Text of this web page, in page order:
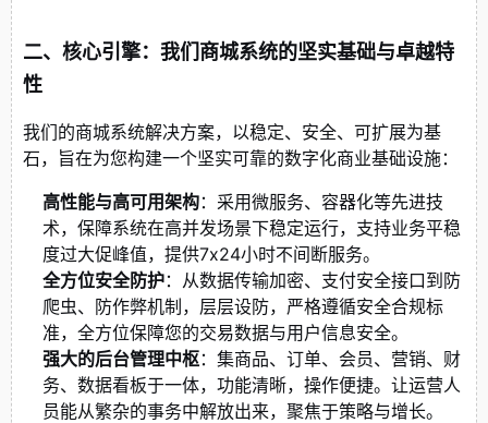
二、核心引擎：我们商城系统的坚实基础与卓越特
性
我们的商城系统解决方案，以稳定、安全、可扩展为基
石，旨在为您构建一个坚实可靠的数字化商业基础设施：
高性能与高可用架构：采用微服务、容器化等先进技
术，保障系统在高并发场景下稳定运行，支持业务平稳
度过大促峰值，提供7x24小时不间断服务。
全方位安全防护：从数据传输加密、支付安全接口到防
爬虫、防作弊机制，层层设防，严格遵循安全合规标
准，全方位保障您的交易数据与用户信息安全。
强大的后台管理中枢：集商品、订单、会员、营销、财
务、数据看板于一体，功能清晰，操作便捷。让运营人
员能从繁杂的事务中解放出来，聚焦于策略与增长。